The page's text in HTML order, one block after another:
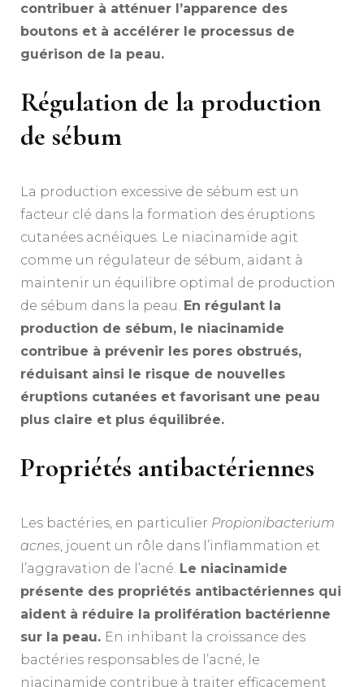
contribuer à atténuer l’apparence des
boutons et à accélérer le processus de
guérison de la peau.
Régulation de la production
de sébum
La production excessive de sébum est un
facteur clé dans la formation des éruptions
cutanées acnéiques. Le niacinamide agit
comme un régulateur de sébum, aidant à
maintenir un équilibre optimal de production
de sébum dans la peau. En régulant la
production de sébum, le niacinamide
contribue à prévenir les pores obstrués,
réduisant ainsi le risque de nouvelles
éruptions cutanées et favorisant une peau
plus claire et plus équilibrée.
Propriétés antibactériennes
Les bactéries, en particulier Propionibacterium
acnes, jouent un rôle dans l’inflammation et
l’aggravation de l’acné. Le niacinamide
présente des propriétés antibactériennes qui
aident à réduire la prolifération bactérienne
sur la peau. En inhibant la croissance des
bactéries responsables de l’acné, le
niacinamide contribue à traiter efficacement